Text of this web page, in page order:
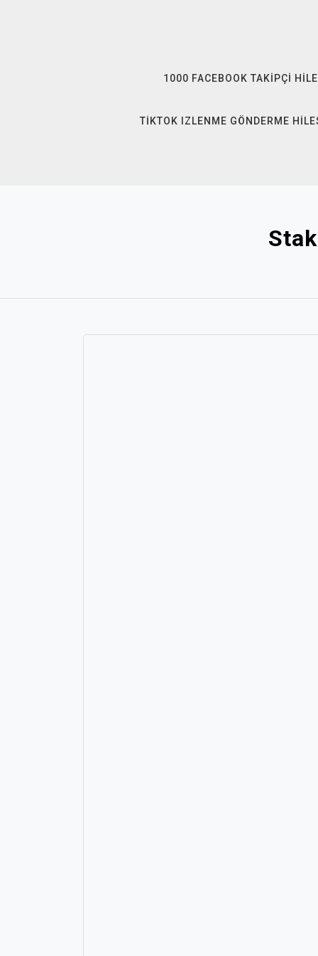
1000 FACEBOOK TAKIPÇI
TIKTOK IZLENME GÖNDERME